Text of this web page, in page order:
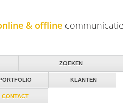
& offline communicatie
KLANTEN
CONTACT
ZOEKEN